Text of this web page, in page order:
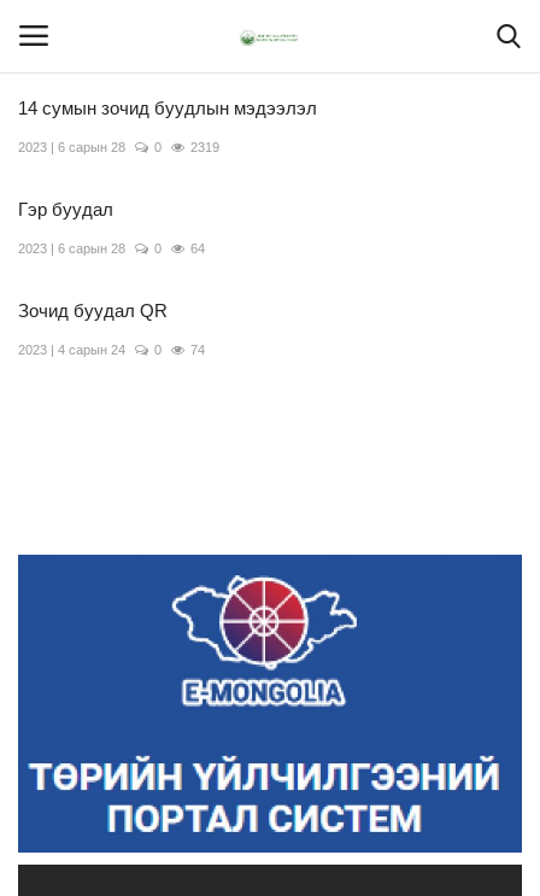
Шилэн данс
14 сумын зочид буудлын мэдээлэл
2023 | 6 сарын 28 0 2319
Гэр буудал
2023 | 6 сарын 28 0 64
Зочид буудал QR
2023 | 4 сарын 24 0 74